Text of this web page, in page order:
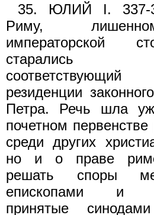
35. ЮЛИЙ I. 337-
Риму,
императорской
старались
резиденции
Петра. Речь шла
почетном
среди других
но и о праве
решать споры
епископами и
принятые